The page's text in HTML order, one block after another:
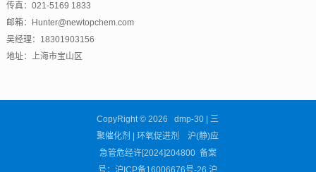
传真：021-5169 1833
邮箱：Hunter@newtopchem.com
吴经理：18301903156
地址：上海市宝山区
CopyRight © 2026 dmp-30 | 三
聚催化剂 | 环氧促进剂 沪(静)应
急管危经许[2024]204800 备案
号：沪ICP备16006676号-26 沪